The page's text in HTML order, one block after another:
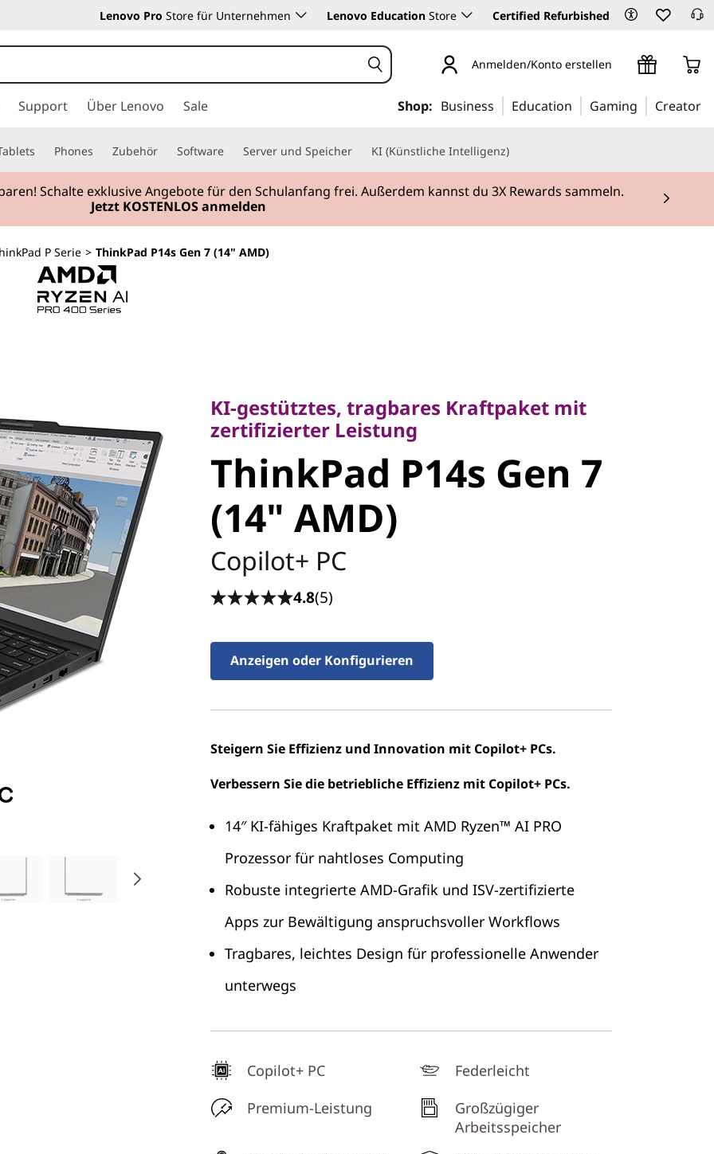
Lenovo Pro Store für Unternehmen Lenovo Education Store Certified Refurbished
Anmelden/Konto erstellen
Support Über Lenovo Sale Shop: Business Education Gaming Creator
Phones Zubehör Software Server und Speicher KI (Künstliche Intelligenz)
Schalte exklusive Angebote für den Schulanfang frei. Außerdem kannst du 3X Rewards sammeln.
Jetzt KOSTENLOS anmelden
P Serie > ThinkPad P14s Gen 7 (14" AMD)
ThinkPad P14s Gen
7 (14" AMD)
KI-gestütztes, tragbares Kraftpaket mit
zertifizierter Leistung
ThinkPad P14s Gen 7
(14" AMD)
Copilot+ PC
4.8(5)
Anzeigen oder Konfigurieren
Steigern Sie Effizienz und Innovation mit Copilot+ PCs.
Verbessern Sie die betriebliche Effizienz mit Copilot+ PCs.
14″ KI-fähiges Kraftpaket mit AMD Ryzen™ AI PRO
Prozessor für nahtloses Computing
Robuste integrierte AMD-Grafik und ISV-zertifizierte
Apps zur Bewältigung anspruchsvoller Workflows
Tragbares, leichtes Design für professionelle Anwender
unterwegs
Copilot+ PC
Federleicht
Premium-Leistung
Großzügiger
Arbeitsspeicher